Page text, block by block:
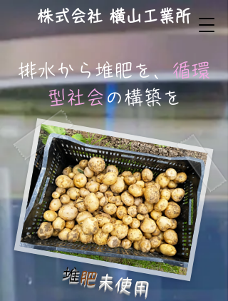
​株式会社 横山工業所
排水から堆肥を、循環
型社会の構築を
​堆肥未使用